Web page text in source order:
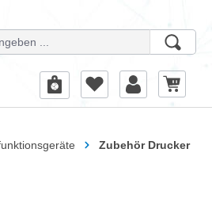
Zubehör Drucker